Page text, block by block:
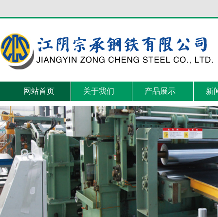
网站首页 关于我们 产品展示 新